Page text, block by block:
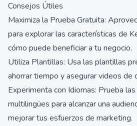
Consejos Útiles
Maximiza la Prueba Gratuita:
para explorar las características de
cómo puede beneficiar a tu negocio.
Utiliza Plantillas: Usa las plantillas
ahorrar tiempo y asegurar videos de
Experimenta con Idiomas: Prueba
multilingües para alcanzar una
mejorar tus esfuerzos de marketing.